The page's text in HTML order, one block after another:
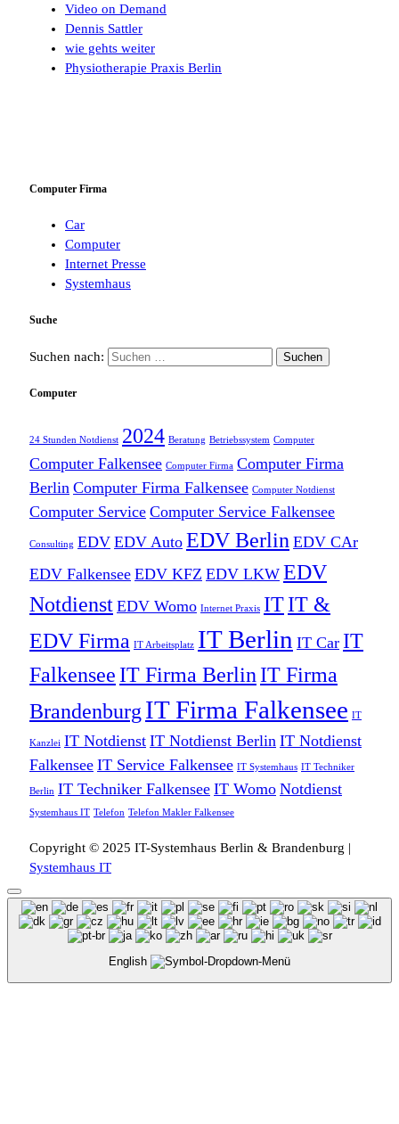
Video on Demand
Dennis Sattler
wie gehts weiter
Physiotherapie Praxis Berlin
Computer Firma
Car
Computer
Internet Presse
Systemhaus
Suche
Suchen nach:
Computer
24 Stunden Notdienst 2024 Beratung Betriebssystem Computer
Computer Falkensee Computer Firma Computer Firma
Berlin Computer Firma Falkensee Computer Notdienst
Computer Service Computer Service Falkensee
Consulting EDV EDV Auto EDV Berlin EDV CAr
EDV Falkensee EDV KFZ EDV LKW EDV
Notdienst EDV Womo Internet Praxis ITIT &
EDV Firma IT Arbeitsplatz IT Berlin IT Car IT
Falkensee IT Firma Berlin IT Firma
Brandenburg IT Firma Falkensee IT
Kanzlei IT Notdienst IT Notdienst Berlin IT Notdienst
Falkensee IT Service Falkensee IT Systemhaus IT Techniker
Berlin IT Techniker Falkensee IT Womo Notdienst
Systemhaus IT Telefon Telefon Makler Falkensee
Copyright © 2025 IT-Systemhaus Berlin & Brandenburg |
Systemhaus IT
English